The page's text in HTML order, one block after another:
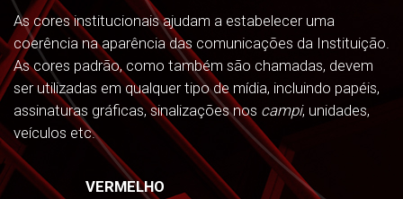
As cores institucionais ajudam a estabelecer uma
coerência na aparência das comunicações da Instituição.
As cores padrão, como também são chamadas, devem
ser utilizadas em qualquer tipo de mídia, incluindo papéis,
assinaturas gráficas, sinalizações nos campi, unidades,
veículos etc.
VERMELHO